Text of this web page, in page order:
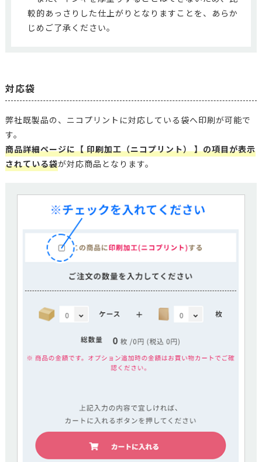
較的あっさりした仕上がりとなりますことを、あらか
じめご了承ください。
対応袋
弊社既製品の、ニコプリントに対応している袋へ印刷が可能で
す。
商品詳細ページに【 印刷加工（ニコプリント） 】の項目が表示
されている袋が対応商品となります。